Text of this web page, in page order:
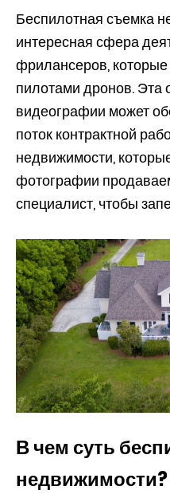
Беспилотная съемка
интересная сфера
фрилансеров,
пилотами дронов. Эта
видеографии может
поток контрактной
недвижимости,
фотографии
специалист, чтобы
В чем суть
недвижимости?